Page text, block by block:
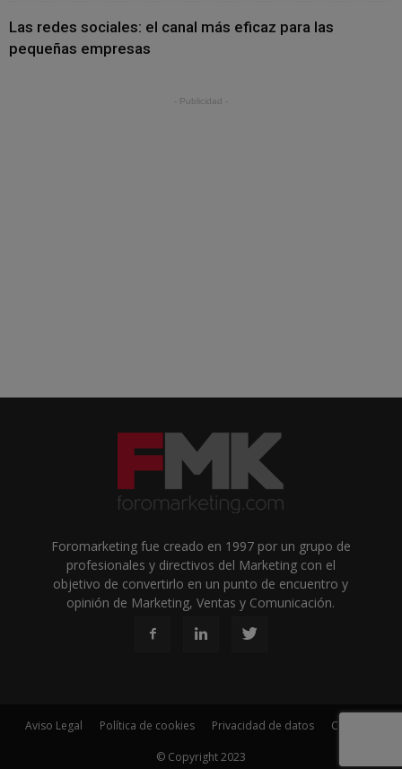
Las redes sociales: el canal más eficaz para las
pequeñas empresas
- Publicidad -
Foromarketing fue creado en 1997 por un grupo de
profesionales y directivos del Marketing con el
objetivo de convertirlo en un punto de encuentro y
opinión de Marketing, Ventas y Comunicación.
Aviso Legal Política de cookies Privacidad de datos Contacto
© Copyright 2023